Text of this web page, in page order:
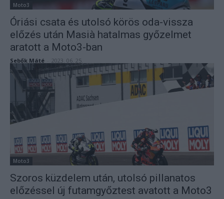
Moto3
Óriási csata és utolsó körös oda-vissza
előzés után Masià hatalmas győzelmet
aratott a Moto3-ban
Sebők Máté 2023. 06. 25.
Moto3
Szoros küzdelem után, utolsó pillanatos
előzéssel új futamgyőztest avatott a Moto3